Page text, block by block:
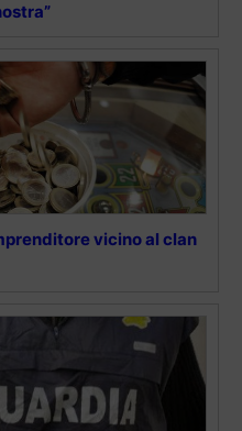
vicino al clan